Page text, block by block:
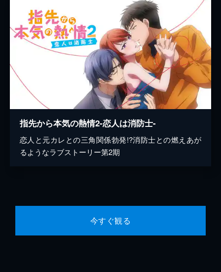
指先から本気の熱情2-恋人は消防士-
恋人と元カレとの三角関係勃発!?消防士との燃えあが
るようなラブストーリー第2期
今すぐ観る